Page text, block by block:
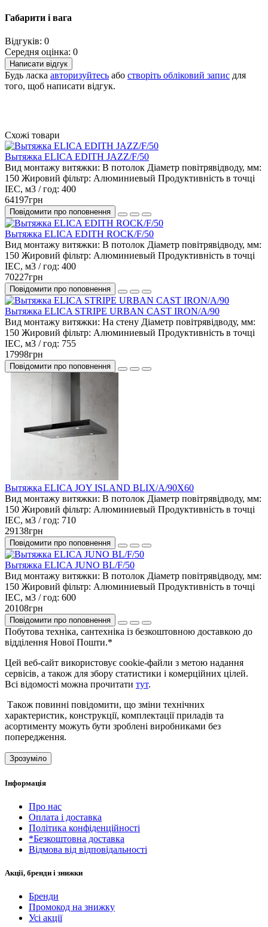
Габарити і вага
Відгуків: 0
Середня оцінка: 0
Написати відгук
Будь ласка авторизуйтесь або створіть обліковий запис для
того, щоб написати відгук.
Схожі товари
Вытяжка ELICA EDITH JAZZ/F/50
Вид монтажу витяжки: В потолок Діаметр повітрявідводу, мм:
150 Жировий фільтр: Алюминиевый Продуктивність в точці
IEC, м3 / год: 400
64197грн
Повідомити про поповнення
Вытяжка ELICA EDITH ROCK/F/50
Вид монтажу витяжки: В потолок Діаметр повітрявідводу, мм:
150 Жировий фільтр: Алюминиевый Продуктивність в точці
IEC, м3 / год: 400
70227грн
Повідомити про поповнення
Вытяжка ELICA STRIPE URBAN CAST IRON/A/90
Вид монтажу витяжки: На стену Діаметр повітрявідводу, мм:
150 Жировий фільтр: Алюминиевый Продуктивність в точці
IEC, м3 / год: 755
17998грн
Повідомити про поповнення
Вытяжка ELICA JOY ISLAND BLIX/A/90X60
Вид монтажу витяжки: В потолок Діаметр повітрявідводу, мм:
150 Жировий фільтр: Алюминиевый Продуктивність в точці
IEC, м3 / год: 710
29138грн
Повідомити про поповнення
Вытяжка ELICA JUNO BL/F/50
Вид монтажу витяжки: В потолок Діаметр повітрявідводу, мм:
150 Жировий фільтр: Алюминиевый Продуктивність в точці
IEC, м3 / год: 600
20108грн
Повідомити про поповнення
Побутова техніка, сантехніка із безкоштовною доставкою до
відділення Нової Пошти.*
Цей веб-сайт використовує cookie-файли з метою надання
сервісів, а також для збору статистики і комерційних цілей.
Всі відомості можна прочитати тут.
Також повинні повідомити, що зміни технічних
характеристик, конструкції, комплектації приладів та
асортименту можуть бути зроблені виробниками без
попередження.
Зрозуміло
Інформація
Про нас
Оплата і доставка
Політика конфіденційності
*Безкоштовна доставка
Відмова від відповідальності
Акції, бренди і знижки
Бренди
Промокод на знижку
Усі акції